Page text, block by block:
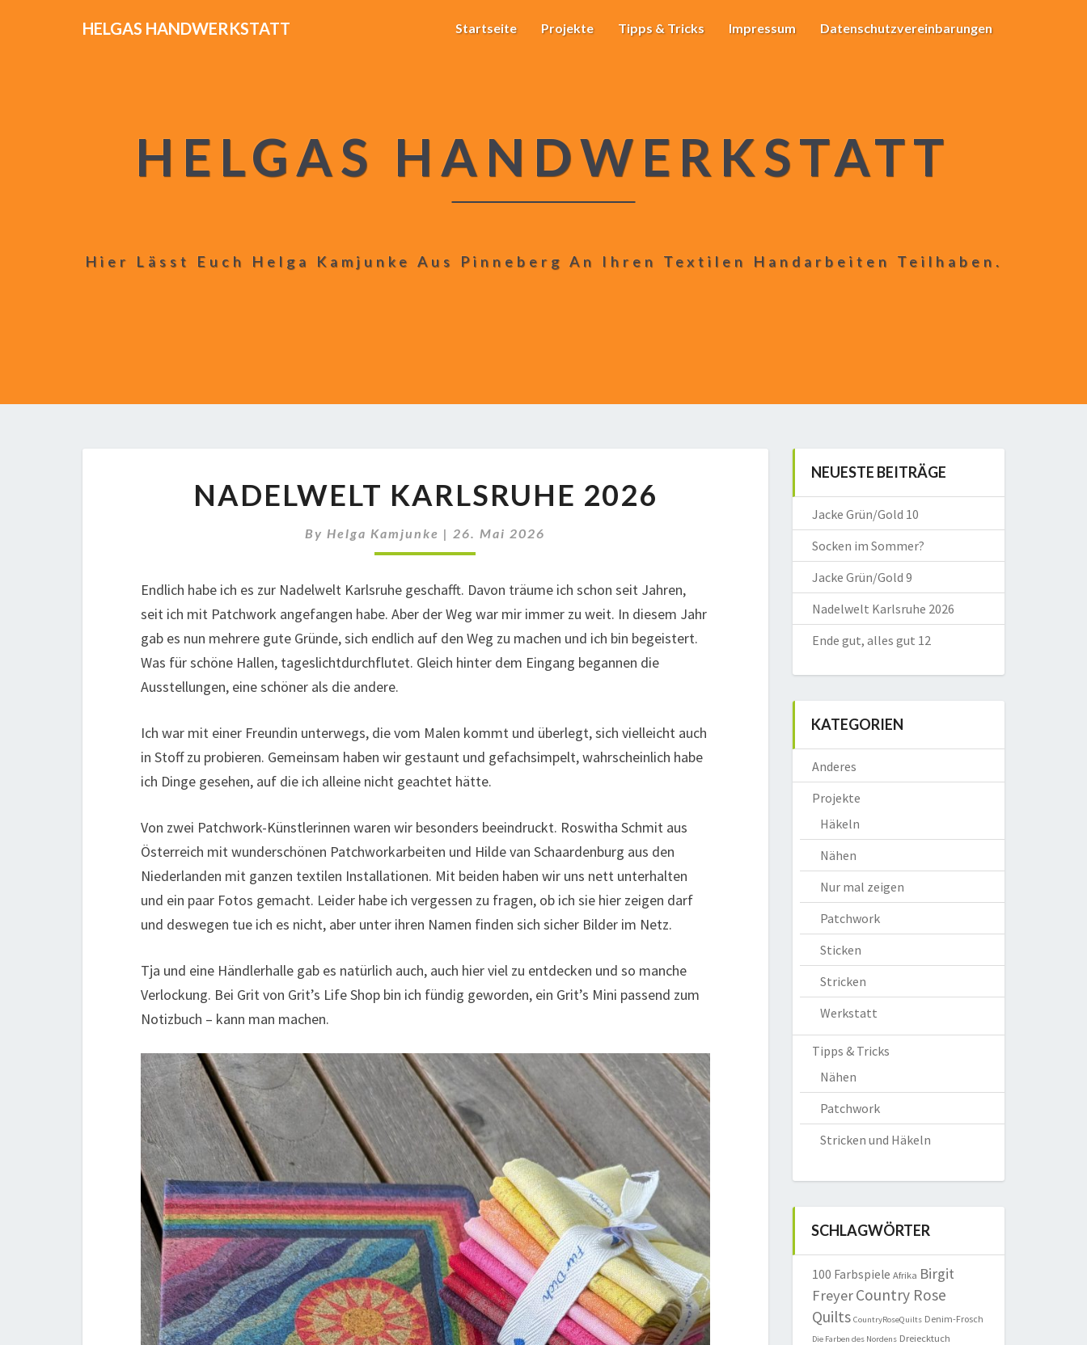
HELGAS HANDWERKSTATT Startseite Projekte Tipps & Tricks Impressum Datenschutzvereinbarungen
HELGAS HANDWERKSTATT
Hier Lässt Euch Helga Kamjunke Aus Pinneberg An Ihren Textilen Handarbeiten Teilhaben.
KARLSRUHE
NADELWELT KARLSRUHE 2026
ByHelga Kamjunke | 26. Mai 2026
Endlich habe ich es zur Nadelwelt Karlsruhe geschafft. Davon träume ich schon seit Jahren,
seit ich mit Patchwork angefangen habe. Aber der Weg war mir immer zu weit. In diesem Jahr
gab es nun mehrere gute Gründe, sich endlich auf den Weg zu machen und ich bin begeistert.
Was für schöne Hallen, tageslichtdurchflutet. Gleich hinter dem Eingang begannen die
Ausstellungen, eine schöner als die andere.
Ich war mit einer Freundin unterwegs, die vom Malen kommt und überlegt, sich vielleicht auch
in Stoff zu probieren. Gemeinsam haben wir gestaunt und gefachsimpelt, wahrscheinlich habe
ich Dinge gesehen, auf die ich alleine nicht geachtet hätte.
Von zwei Patchwork-Künstlerinnen waren wir besonders beeindruckt. Roswitha Schmit aus
Österreich mit wunderschönen Patchworkarbeiten und Hilde van Schaardenburg aus den
Niederlanden mit ganzen textilen Installationen. Mit beiden haben wir uns nett unterhalten
und ein paar Fotos gemacht. Leider habe ich vergessen zu fragen, ob ich sie hier zeigen darf
und deswegen tue ich es nicht, aber unter ihren Namen finden sich sicher Bilder im Netz.
Tja und eine Händlerhalle gab es natürlich auch, auch hier viel zu entdecken und so manche
Verlockung. Bei Grit von Grit’s Life Shop bin ich fündig geworden, ein Grit’s Mini passend zum
Notizbuch – kann man machen.
NEUESTE BEITRÄGE
Jacke Grün/Gold 10
Socken im Sommer?
Jacke Grün/Gold 9
Nadelwelt Karlsruhe 2026
Ende gut, alles gut 12
KATEGORIEN
Anderes
Projekte
Häkeln
Nähen
Nur mal zeigen
Patchwork
Sticken
Stricken
Werkstatt
Tipps & Tricks
Nähen
Patchwork
Stricken und Häkeln
SCHLAGWÖRTER
100 Farbspiele Afrika Birgit
FreyerCountry Rose
Quilts CountryRoseQuilts Denim-Frosch
Die Farben des Nordens Dreiecktuch